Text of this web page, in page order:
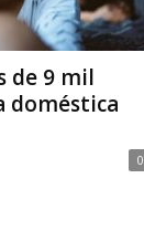
de 9 mil
doméstica
0